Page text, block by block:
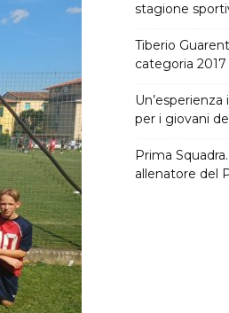
stagione
Tiberio
categoria
per i giovani
Prima
allenatore del